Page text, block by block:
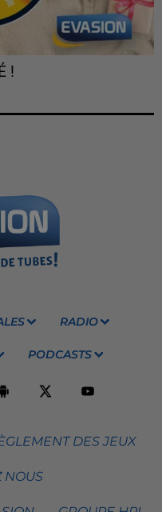
!
RADIO
PODCASTS
DES JEUX
NOUS